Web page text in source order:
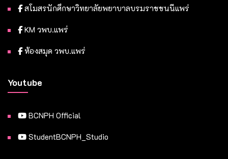
สโมสรนักศึกษาวิทยาลัยพยาบาลบรมราชชนนีแพร่
KM วพบ.แพร่
ห้องสมุด วพบ.แพร่
Youtube
BCNPH Official
StudentBCNPH_Studio